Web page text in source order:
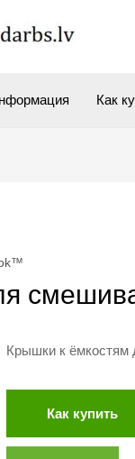
Как
Крышки к
Как купить